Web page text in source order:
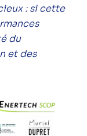
Spotify
plus
?
: si cette
du
et des